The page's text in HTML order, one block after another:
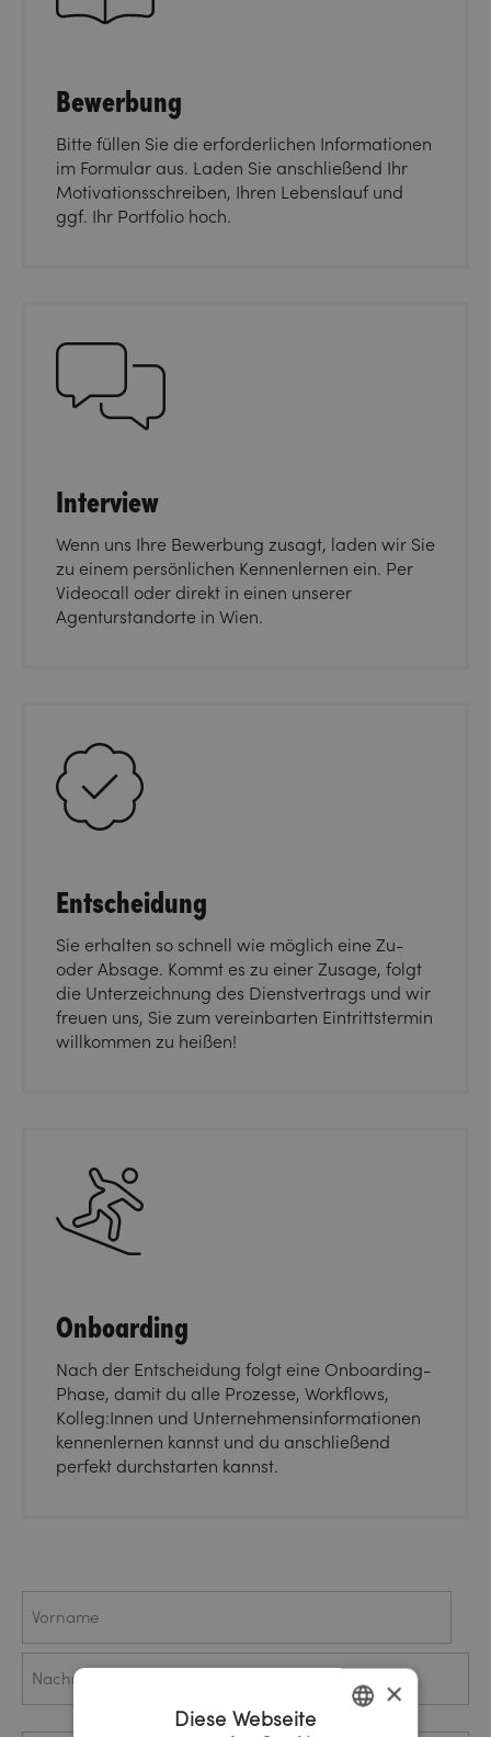
Bewerbung
Bitte füllen Sie die erforderlichen Informationen
im Formular aus. Laden Sie anschließend Ihr
Motivationsschreiben, Ihren Lebenslauf und
ggf. Ihr Portfolio hoch.
Interview
Wenn uns Ihre Bewerbung zusagt, laden wir Sie
zu einem persönlichen Kennenlernen ein. Per
Videocall oder direkt in einen unserer
Agenturstandorte in Wien.
Entscheidung
Sie erhalten so schnell wie möglich eine Zu-
oder Absage. Kommt es zu einer Zusage, folgt
die Unterzeichnung des Dienstvertrags und wir
freuen uns, Sie zum vereinbarten Eintrittstermin
willkommen zu heißen!
Onboarding
Nach der Entscheidung folgt eine Onboarding-
Phase, damit du alle Prozesse, Workflows,
Kolleg:Innen und Unternehmensinformationen
kennenlernen kannst und du anschließend
perfekt durchstarten kannst.
Name
Vorname
×
Diese Webseite